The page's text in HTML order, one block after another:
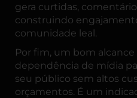
gera curtidas,
construindo
comunidade leal.
Por fim, um bom
dependência de mídia
seu público sem altos
orçamentos. É um